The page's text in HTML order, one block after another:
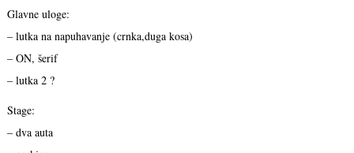
Glavne uloge:
– lutka na napuhavanje (crnka,duga kosa)
– ON, šerif
– lutka 2 ?
Stage:
– dva auta